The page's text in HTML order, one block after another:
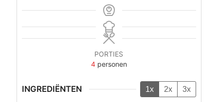
PORTIES
4 personen
INGREDIËNTEN 1x 2x 3x